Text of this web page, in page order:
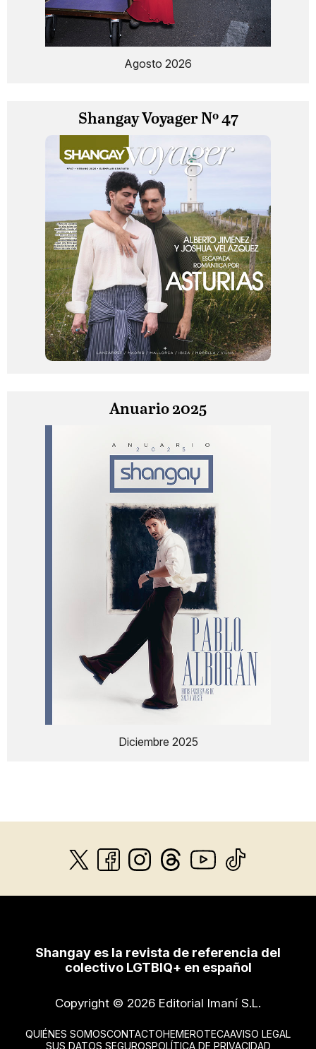
Agosto 2026
Shangay Voyager Nº 47
Anuario 2025
Diciembre 2025
Shangay es la revista de referencia del
colectivo LGTBIQ+ en español
Copyright © 2026 Editorial Imaní S.L.
QUIÉNES SOMOSCONTACTOHEMEROTECAAVISO LEGAL
SUS DATOS SEGUROSPOLÍTICA DE PRIVACIDAD